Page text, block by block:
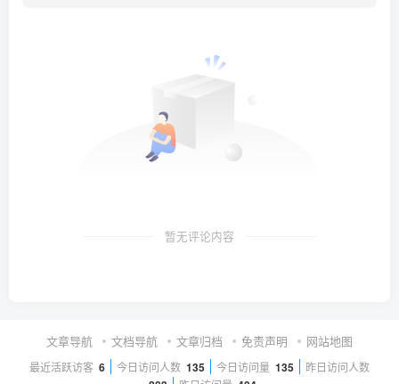
暂无评论内容
文章导航 文档导航 文章归档 免责声明 网站地图
最近活跃访客 6 今日访问人数 135 今日访问量 135 昨日访问人数